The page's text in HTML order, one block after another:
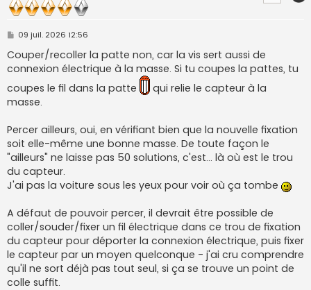
M
s
s
a
e
09 juil. 2026 12:56
Couper/recoller la patte non, car la vis sert aussi de
connexion électrique à la masse. Si tu coupes la pattes, tu
coupes le fil dans la patte
qui relie le capteur à la
masse.
Percer ailleurs, oui, en vérifiant bien que la nouvelle fixation
soit elle-même une bonne masse. De toute façon le
"ailleurs" ne laisse pas 50 solutions, c'est... là où est le trou
du capteur.
J'ai pas la voiture sous les yeux pour voir où ça tombe
A défaut de pouvoir percer, il devrait être possible de
coller/souder/fixer un fil électrique dans ce trou de fixation
du capteur pour déporter la connexion électrique, puis fixer
le capteur par un moyen quelconque - j'ai cru comprendre
qu'il ne sort déjà pas tout seul, si ça se trouve un point de
colle suffit.